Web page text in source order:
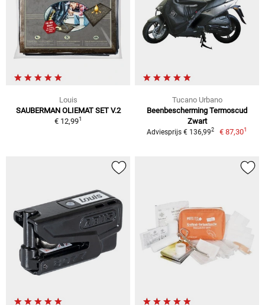
Louis
SAUBERMAN OLIEMAT SET V.2
€ 12,991
Tucano Urbano
Beenbescherming Termoscud
Zwart
Adviesprijs € 136,992 € 87,301